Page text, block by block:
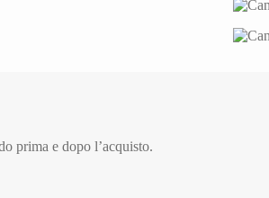
prima e dopo l’acquisto.